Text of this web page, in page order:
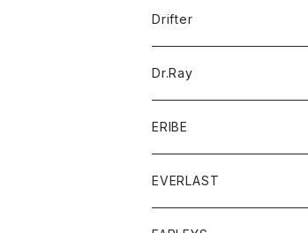
バッグ
コート
ジャケット
アクセサリー
バッグ
キッズ
シャツ
Tシャツ
グッズ
帽子
トップス
帽子
Drifter
Dr.Ray
ERIBE
ニット
EVERLAST